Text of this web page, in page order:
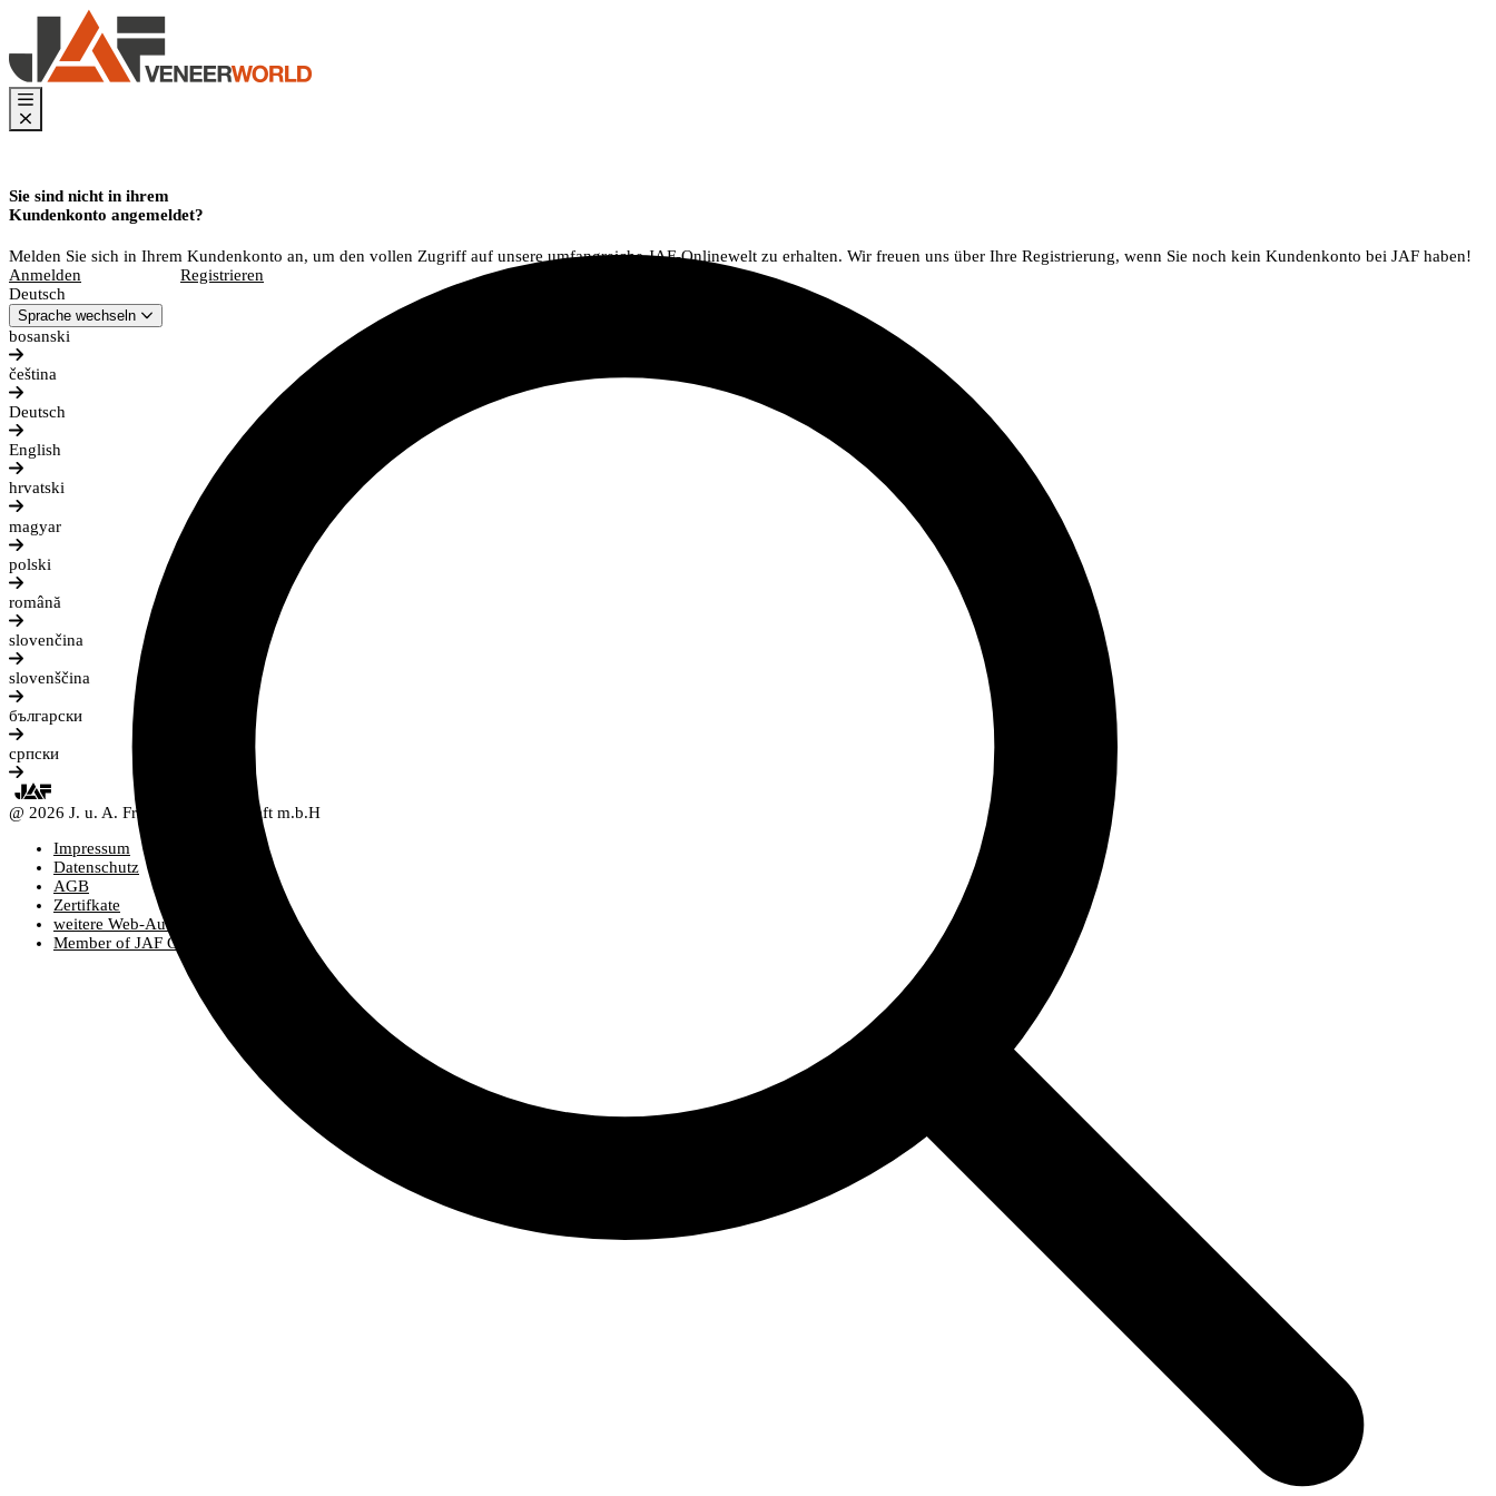
Sie sind nicht in ihrem
Kundenkonto angemeldet?
Melden Sie sich in Ihrem Kundenkonto an, um den vollen Zugriff auf unsere umfangreiche JAF-Onlinewelt zu erhalten. Wir freuen uns über Ihre Registrierung, wenn Sie noch kein Kundenkonto bei JAF haben!
Anmelden
Registrieren
Deutsch
Sprache wechseln
bosanski
čeština
Deutsch
English
hrvatski
magyar
polski
română
slovenčina
slovenščina
български
српски
@ 2026 J. u. A. Frischeis Gesellschaft m.b.H
Impressum
Datenschutz
AGB
Zertifkate
weitere Web-Auftritte
Member of JAF Group